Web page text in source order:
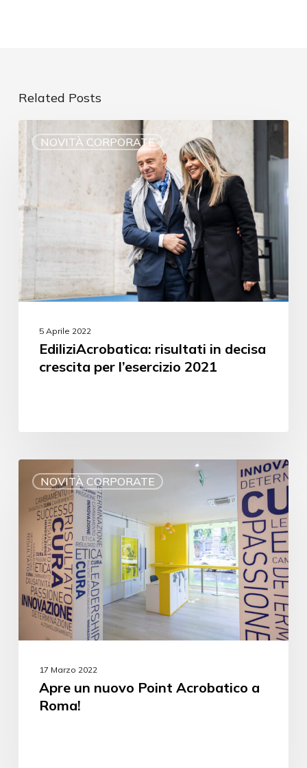
Related Posts
NOVITÀ CORPORATE
5 Aprile 2022
EdiliziAcrobatica: risultati in decisa
crescita per l’esercizio 2021
NOVITÀ CORPORATE
17 Marzo 2022
Apre un nuovo Point Acrobatico a
Roma!